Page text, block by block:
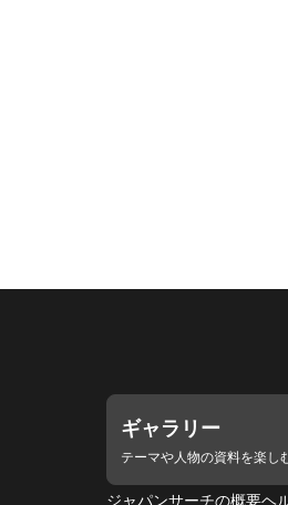
ギャラリー
テーマや人物の資料を楽し
ジャパンサーチの概要ヘ